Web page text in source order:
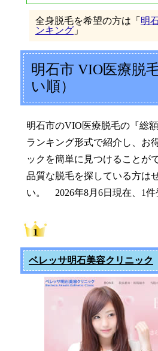
全身脱毛を希望の方は「 明
ンキング 」
明石市 VIO医療脱
い順）
明石市のVIO医療脱毛の『総
ランキング形式で紹介し、お
ックを簡単に見つけることが
品質な脱毛を探している方は
い。 2026年8月6日現在、1件
ベレッサ明石美容クリニック